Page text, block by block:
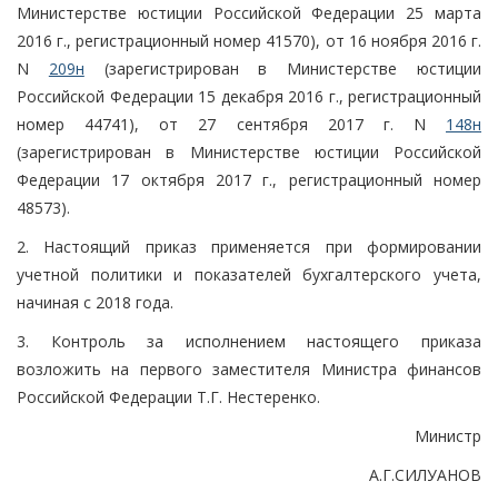
Министерстве юстиции Российской Федерации 25 марта
2016 г., регистрационный номер 41570), от 16 ноября 2016 г.
N 209н (зарегистрирован в Министерстве юстиции
Российской Федерации 15 декабря 2016 г., регистрационный
номер 44741), от 27 сентября 2017 г. N 148н
(зарегистрирован в Министерстве юстиции Российской
Федерации 17 октября 2017 г., регистрационный номер
48573).
2. Настоящий приказ применяется при формировании
учетной политики и показателей бухгалтерского учета,
начиная с 2018 года.
3. Контроль за исполнением настоящего приказа
возложить на первого заместителя Министра финансов
Российской Федерации Т.Г. Нестеренко.
Министр
А.Г.СИЛУАНОВ